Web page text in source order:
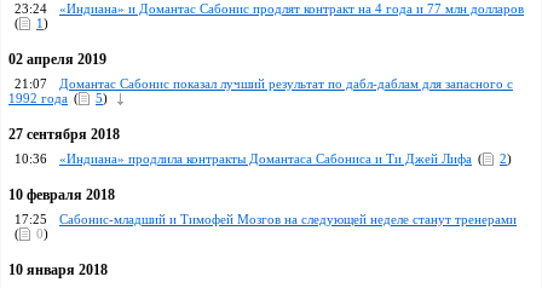
23:24
«Индиана» и Домантас Сабонис продлят контракт на 4 года и 77 млн долларов
(
1)
02 апреля 2019
21:07
Домантас Сабонис показал лучший результат по дабл-даблам для запасного с
1992 года ( 5)
27 сентября 2018
10:36 «Индиана» продлила контракты Домантаса Сабониса и Ти Джей Лифа ( 2)
10 февраля 2018
17:25
Сабонис-младший и Тимофей Мозгов на следующей неделе станут тренерами
(
0)
10 января 2018